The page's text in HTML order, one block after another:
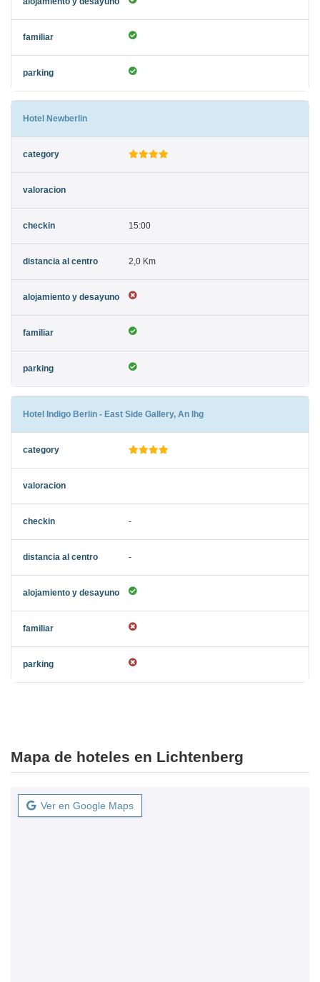
Hotel Newberlin
15:00
2,0 Km
Hotel Indigo Berlin - East Side Gallery, An Ihg
-
-
Mapa de hoteles en Lichtenberg
Ver en Google Maps